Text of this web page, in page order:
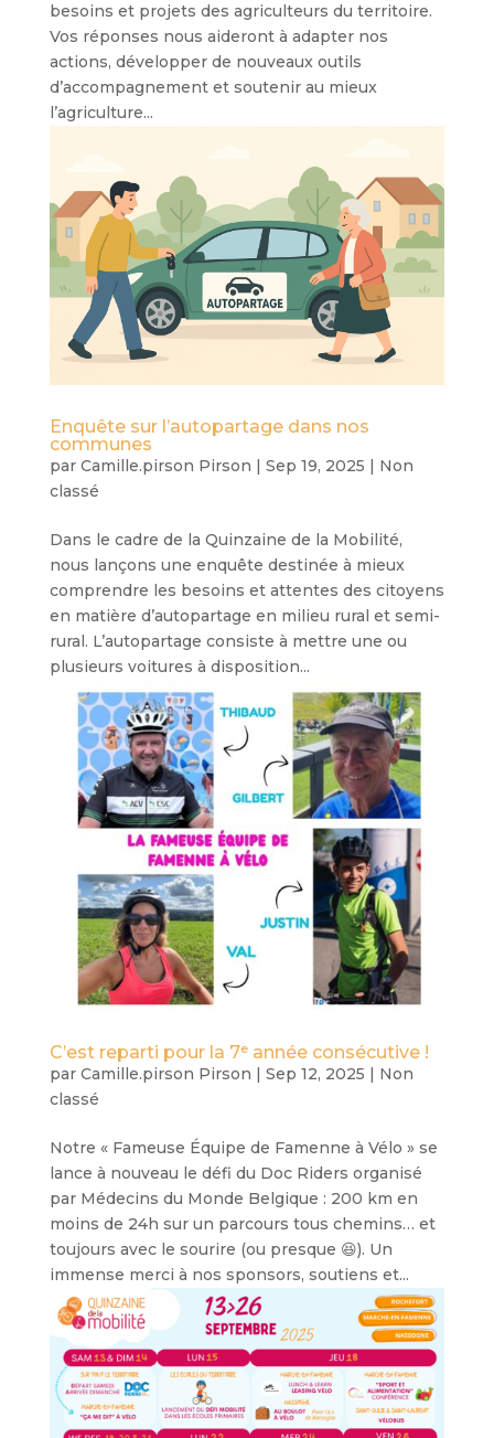
besoins et projets des agriculteurs du territoire.
Vos réponses nous aideront à adapter nos
actions, développer de nouveaux outils
d’accompagnement et soutenir au mieux
l’agriculture...
Enquête sur l’autopartage dans nos
communes
par Camille.pirson Pirson | Sep 19, 2025 | Non
classé
Dans le cadre de la Quinzaine de la Mobilité,
nous lançons une enquête destinée à mieux
comprendre les besoins et attentes des citoyens
en matière d’autopartage en milieu rural et semi-
rural. L’autopartage consiste à mettre une ou
plusieurs voitures à disposition...
C’est reparti pour la 7ᵉ année consécutive !
par Camille.pirson Pirson | Sep 12, 2025 | Non
classé
Notre « Fameuse Équipe de Famenne à Vélo » se
lance à nouveau le défi du Doc Riders organisé
par Médecins du Monde Belgique : 200 km en
moins de 24h sur un parcours tous chemins… et
toujours avec le sourire (ou presque 😆). Un
immense merci à nos sponsors, soutiens et...